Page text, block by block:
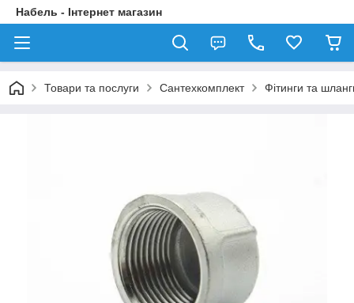
Набель - Інтернет магазин
Товари та послуги Сантехкомплект Фітинги та